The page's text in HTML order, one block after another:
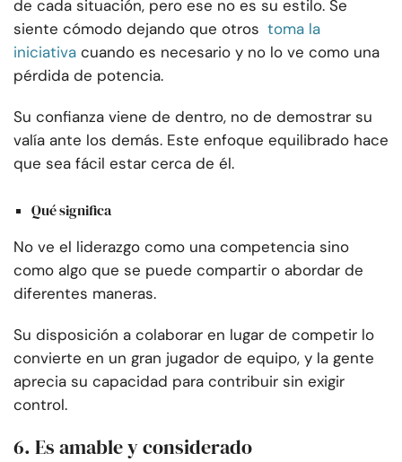
de cada situación, pero ese no es su estilo. Se
siente cómodo dejando que otros toma la
iniciativa cuando es necesario y no lo ve como una
pérdida de potencia.
Su confianza viene de dentro, no de demostrar su
valía ante los demás. Este enfoque equilibrado hace
que sea fácil estar cerca de él.
Qué significa
No ve el liderazgo como una competencia sino
como algo que se puede compartir o abordar de
diferentes maneras.
Su disposición a colaborar en lugar de competir lo
convierte en un gran jugador de equipo, y la gente
aprecia su capacidad para contribuir sin exigir
control.
6. Es amable y considerado